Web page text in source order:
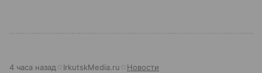
4 часа назад IrkutskMedia.ru Новости